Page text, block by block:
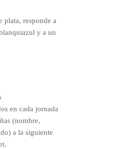
plata, responde a
y a un
en cada jornada
(nombre,
a la siguiente